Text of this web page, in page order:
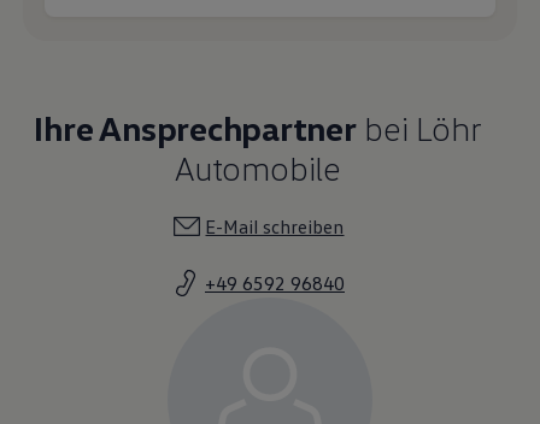
Ihre Ansprechpartnerbei Löhr
Automobile
E-Mail schreiben
+49 6592 96840